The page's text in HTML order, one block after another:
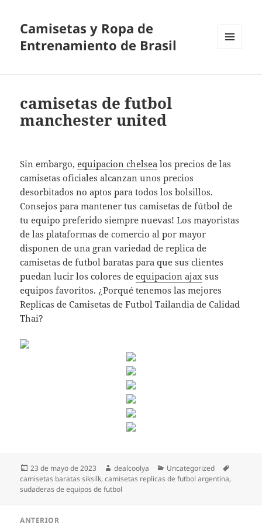
Camisetas y Ropa de
Entrenamiento de Brasil
camisetas de futbol
manchester united
Sin embargo,equipacion chelsea los precios de las
camisetas oficiales alcanzan unos precios
desorbitados no aptos para todos los bolsillos.
Consejos para mantener tus camisetas de fútbol de
tu equipo preferido siempre nuevas! Los mayoristas
de las plataformas de comercio al por mayor
disponen de una gran variedad de replica de
camisetas de futbol baratas para que sus clientes
puedan lucir los colores deequipacion ajax sus
equipos favoritos. ¿Porqué tenemos las mejores
Replicas de Camisetas de Futbol Tailandia de Calidad
Thai?
Publicado
el
23 de mayo de 2023 Autor
dealcoolya Categorías
Uncategorized
camisetas baratas siksilk,camisetas replicas de futbol argentina,
sudaderas de equipos de futbol
ANTERIOR